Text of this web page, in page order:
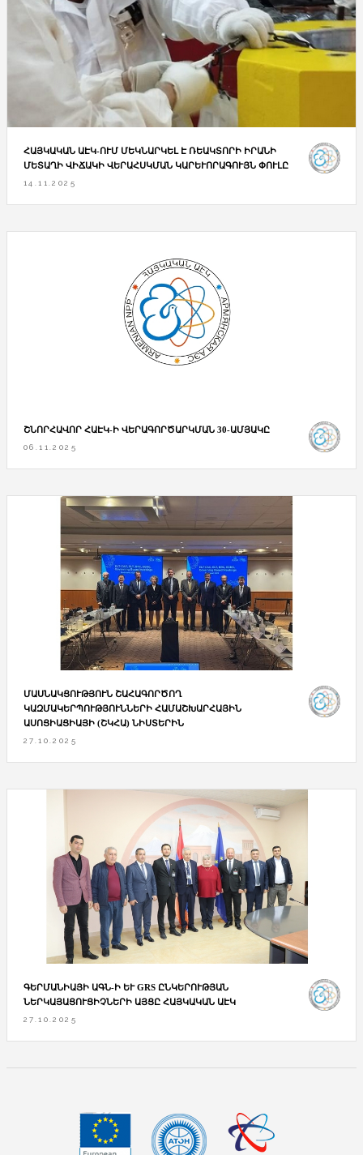
ՀԱՅԿԱԿԱՆ ԱԷԿ-ՈՒՄ ՄԵԿՆԱՐԿԵԼ Է ՌԵԱԿՏՈՐԻ ԻՐԱՆԻ
ՄԵՏԱՂԻ ՎԻՃԱԿԻ ՎԵՐԱՀՍԿՄԱՆ ԿԱՐԵՒՈՐԱԳՈՒՅՆ ՓՈՒԼԸ
14.11.2025
ՇՆՈՐՀԱՎՈՐ ՀԱԷԿ-Ի ՎԵՐԱԳՈՐԾԱՐԿՄԱՆ 30-ԱՄՅԱԿԸ
06.11.2025
ՄԱՍՆԱԿՑՈՒԹՅՈՒՆ ՇԱՀԱԳՈՐԾՈՂ
ԿԱԶՄԱԿԵՐՊՈՒԹՅՈՒՆՆԵՐԻ ՀԱՄԱՇԽԱՐՀԱՅԻՆ
ԱՍՈՑԻԱՑԻԱՅԻ (ՇԿՀԱ) ՆԻՍՏԵՐԻՆ
27.10.2025
ԳԵՐՄԱՆԻԱՅԻ ԱԳՆ-Ի ԵՒ GRS ԸՆԿԵՐՈՒԹՅԱՆ Ն
ԵՐԿԱՅԱՑՈՒՑԻՉՆԵՐԻ ԱՅՑԸ ՀԱՅԿԱԿԱՆ ԱԷԿ
27.10.2025